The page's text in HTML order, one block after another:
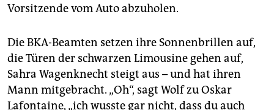
Vorsitzende vom Auto abzuholen.
Die BKA-Beamten setzen ihre Sonnenbrillen auf,
die Türen der schwarzen Limousine gehen auf,
Sahra Wagenknecht steigt aus – und hat ihren
Mann mitgebracht. „Oh“, sagt Wolf zu Oskar
Lafontaine, „ich wusste gar nicht, dass du auch